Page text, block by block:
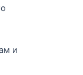
и